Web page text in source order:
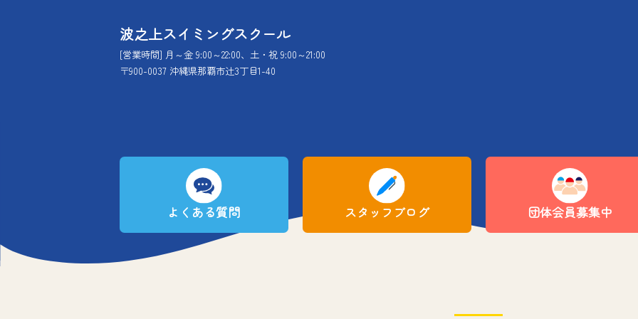
波之上スイミングスクール
[営業時間] 月～金 9:00～22:00、土・祝 9:00～21:00
〒900-0037 沖縄県那覇市辻3丁目1-40
よくある質問 スタッフブログ 団体会員募集中